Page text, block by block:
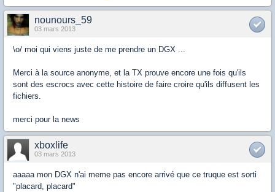
nounours_59
03 mars 2013
\o/ moi qui viens juste de me prendre un DGX ...
Merci à la source anonyme, et la TX prouve encore une fois qu'ils
sont des escrocs avec cette histoire de faire croire qu'ils diffusent les
fichiers.
merci pour la news
xboxlife
03 mars 2013
aaaaa mon DGX n'ai meme pas encore arrivé que ce truque est sorti
"placard, placard"